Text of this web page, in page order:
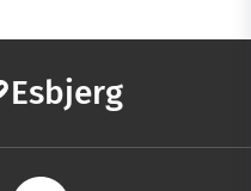
Esbjerg